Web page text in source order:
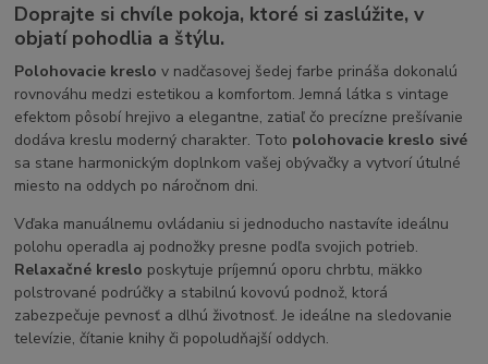
Doprajte si chvíle pokoja, ktoré si zaslúžite, v
objatí pohodlia a štýlu.
Polohovacie kreslo v nadčasovej šedej farbe prináša dokonalú
rovnováhu medzi estetikou a komfortom. Jemná látka s vintage
efektom pôsobí hrejivo a elegantne, zatiaľ čo precízne prešívanie
dodáva kreslu moderný charakter. Toto polohovacie kreslo sivé
sa stane harmonickým doplnkom vašej obývačky a vytvorí útulné
miesto na oddych po náročnom dni.
Vďaka manuálnemu ovládaniu si jednoducho nastavíte ideálnu
polohu operadla aj podnožky presne podľa svojich potrieb.
Relaxačné kreslo poskytuje príjemnú oporu chrbtu, mäkko
polstrované podrúčky a stabilnú kovovú podnož, ktorá
zabezpečuje pevnosť a dlhú životnosť. Je ideálne na sledovanie
televízie, čítanie knihy či popoludňajší oddych.